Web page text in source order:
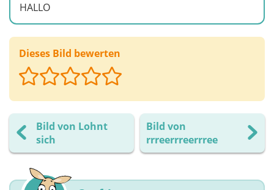
HALLO
Dieses Bild bewerten
Bild von Lohnt
sich
Bild von
rrreerrreerrree